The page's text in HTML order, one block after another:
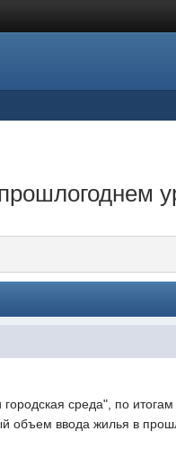
среда", по
объем ввода жилья в